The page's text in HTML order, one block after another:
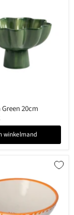
20cm
winkelmand